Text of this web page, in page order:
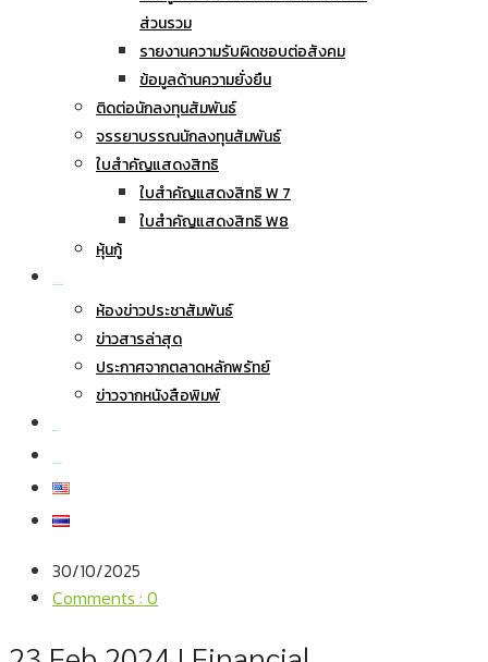
ส่วนรวม
รายงานความรับผิดชอบต่อสังคม
ข้อมูลด้านความยั่งยืน
ติดต่อนักลงทุนสัมพันธ์
จรรยาบรรณนักลงทุนสัมพันธ์
ใบสำคัญแสดงสิทธิ
ใบสำคัญแสดงสิทธิ W 7
ใบสำคัญแสดงสิทธิ W8
หุ้นกู้
ห้องข่าวประชาสัมพันธ์
ข่าวสารล่าสุด
ประกาศจากตลาดหลักพรัทย์
ข่าวจากหนังสือพิมพ์
30/10/2025
Comments : 0